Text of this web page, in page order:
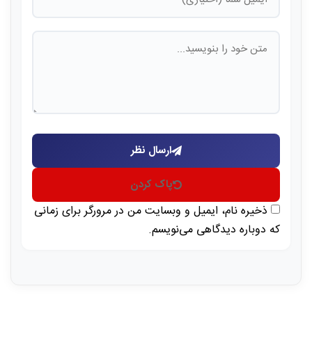
ارسال نظر
پاک کردن
ذخیره نام، ایمیل و وبسایت من در مرورگر برای زمانی
که دوباره دیدگاهی می‌نویسم.